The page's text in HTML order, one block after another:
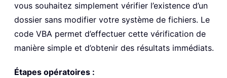
vous souhaitez simplement vérifier l’existence d’un
dossier sans modifier votre système de fichiers. Le
code VBA permet d’effectuer cette vérification de
manière simple et d’obtenir des résultats immédiats.
Étapes opératoires :